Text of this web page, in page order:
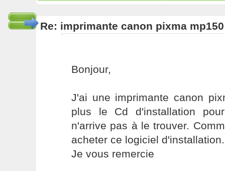
Re: imprimante canon pixma mp150
Bonjour,
J'ai une imprimante canon
plus le Cd d'installation
n'arrive pas à le trouver.
acheter ce logiciel d'installation.
Je vous remercie